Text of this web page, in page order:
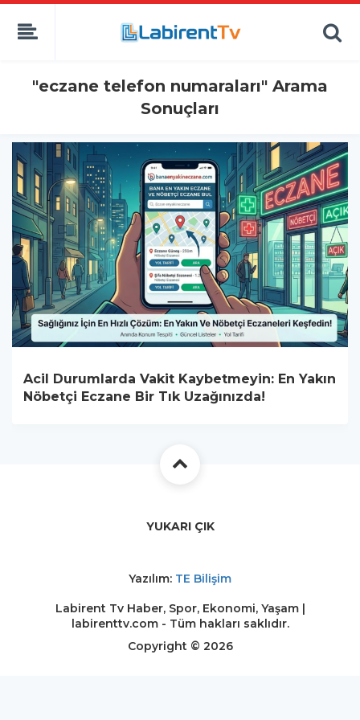
"eczane telefon numaraları" Arama
Sonuçları
Acil Durumlarda Vakit Kaybetmeyin: En Yakın
Nöbetçi Eczane Bir Tık Uzağınızda!
YUKARI ÇIK
Yazılım: TE Bilişim
Labirent Tv Haber, Spor, Ekonomi, Yaşam |
labirenttv.com - Tüm hakları saklıdır.
Copyright © 2026